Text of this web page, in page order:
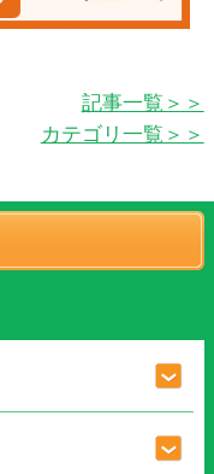
記事一覧＞＞
カテゴリ一覧＞＞